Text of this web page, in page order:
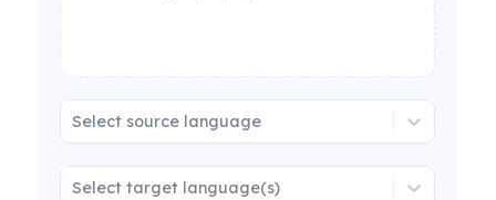
Select source language
Select target language(s)